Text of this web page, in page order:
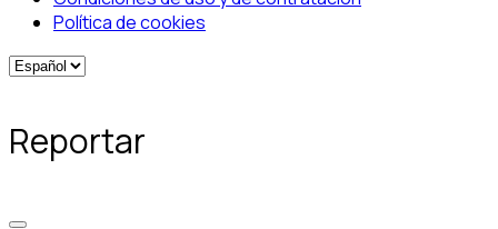
Política de cookies
Reportar